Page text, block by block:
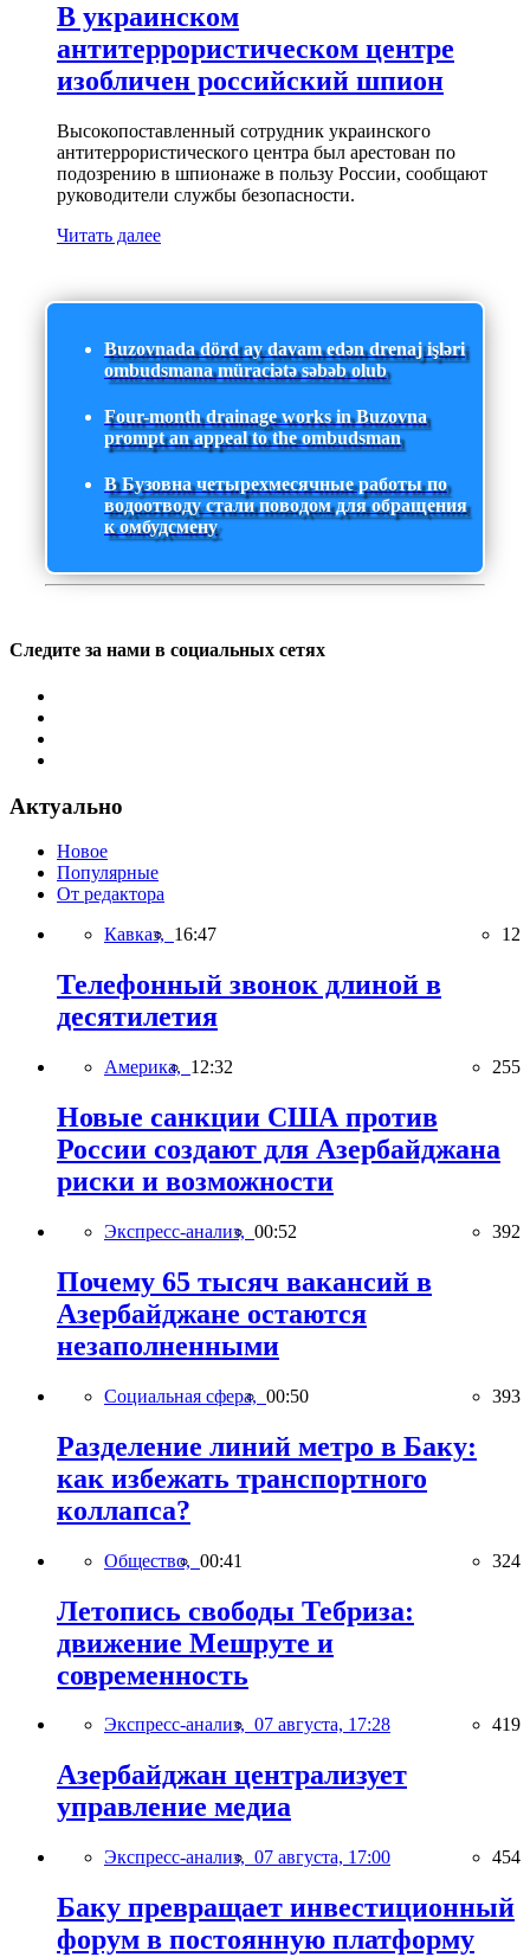
В украинском
антитеррористическом центре
изобличен российский шпион
Высокопоставленный сотрудник украинского
антитеррористического центра был арестован по
подозрению в шпионаже в пользу России, сообщают
руководители службы безопасности.
Читать далее
Buzovnada dörd ay davam edən drenaj işləri
ombudsmana müraciətə səbəb olub
Four-month drainage works in Buzovna
prompt an appeal to the ombudsman
В Бузовна четырехмесячные работы по
водоотводу стали поводом для обращения
к омбудсмену
Следите за нами в социальных сетях
Актуально
Новое
Популярные
От редактора
Кавказ, 16:47 12
Телефонный звонок длиной в
десятилетия
Америка, 12:32 255
Новые санкции США против
России создают для Азербайджана
риски и возможности
Экспресс-анализ, 00:52 392
Почему 65 тысяч вакансий в
Азербайджане остаются
незаполненными
Социальная сфера, 00:50 393
Разделение линий метро в Баку:
как избежать транспортного
коллапса?
Общество, 00:41 324
Летопись свободы Тебриза:
движение Мешруте и
современность
Экспресс-анализ, 07 августа, 17:28 419
Азербайджан централизует
управление медиа
Экспресс-анализ, 07 августа, 17:00 454
Баку превращает инвестиционный
форум в постоянную платформу